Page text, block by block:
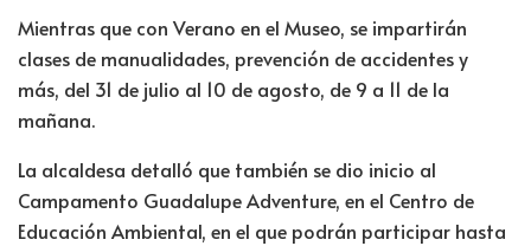
Mientras que con Verano en el Museo, se impartirán
clases de manualidades, prevención de accidentes y
más, del 31 de julio al 10 de agosto, de 9 a 11 de la
mañana.
La alcaldesa detalló que también se dio inicio al
Campamento Guadalupe Adventure, en el Centro de
Educación Ambiental, en el que podrán participar hasta